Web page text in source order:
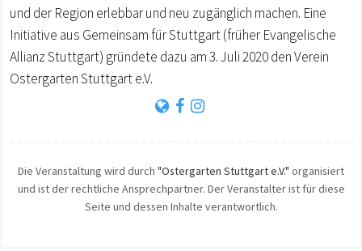
und der Region erlebbar und neu zugänglich machen. Eine
Initiative aus Gemeinsam für Stuttgart (früher Evangelische
Allianz Stuttgart) gründete dazu am 3. Juli 2020 den Verein
Ostergarten Stuttgart e.V.
Die Veranstaltung wird durch "Ostergarten Stuttgart e.V." organisiert
und ist der rechtliche Ansprechpartner. Der Veranstalter ist für diese
Seite und dessen Inhalte verantwortlich.